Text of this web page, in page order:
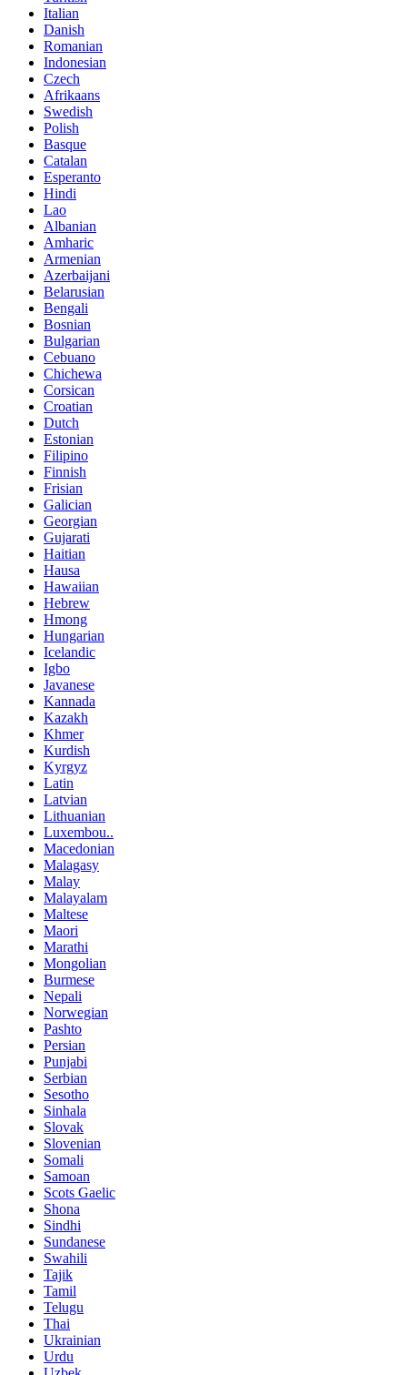
Italian
Danish
Romanian
Indonesian
Czech
Afrikaans
Swedish
Polish
Basque
Catalan
Esperanto
Hindi
Lao
Albanian
Amharic
Armenian
Azerbaijani
Belarusian
Bengali
Bosnian
Bulgarian
Cebuano
Chichewa
Corsican
Croatian
Dutch
Estonian
Filipino
Finnish
Frisian
Galician
Georgian
Gujarati
Haitian
Hausa
Hawaiian
Hebrew
Hmong
Hungarian
Icelandic
Igbo
Javanese
Kannada
Kazakh
Khmer
Kurdish
Kyrgyz
Latin
Latvian
Lithuanian
Luxembou..
Macedonian
Malagasy
Malay
Malayalam
Maltese
Maori
Marathi
Mongolian
Burmese
Nepali
Norwegian
Pashto
Persian
Punjabi
Serbian
Sesotho
Sinhala
Slovak
Slovenian
Somali
Samoan
Scots Gaelic
Shona
Sindhi
Sundanese
Swahili
Tajik
Tamil
Telugu
Thai
Ukrainian
Urdu